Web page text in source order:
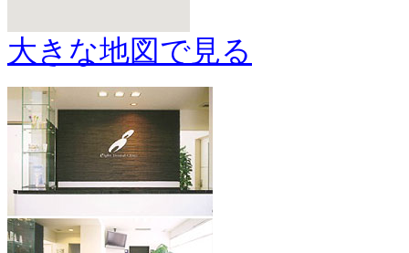
大きな地図で見る